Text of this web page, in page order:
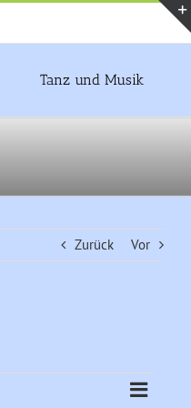
Tanz und Musik
Zurück Vor